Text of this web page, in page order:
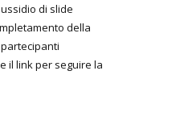
di slide
della
il link per seguire la